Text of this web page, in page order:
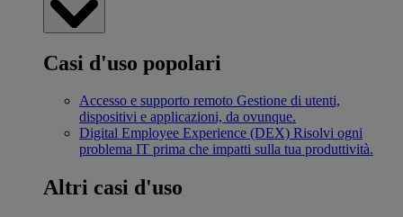
Casi d'uso popolari
Accesso e supporto remoto Gestione di utenti,
dispositivi e applicazioni, da ovunque.
Digital Employee Experience (DEX) Risolvi ogni
problema IT prima che impatti sulla tua produttività.
Altri casi d'uso